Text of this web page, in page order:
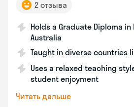
2 отзыва
Holds a Graduate Diploma
Australia
Taught in diverse countries
Uses a relaxed teaching
student enjoyment
Читать дальше